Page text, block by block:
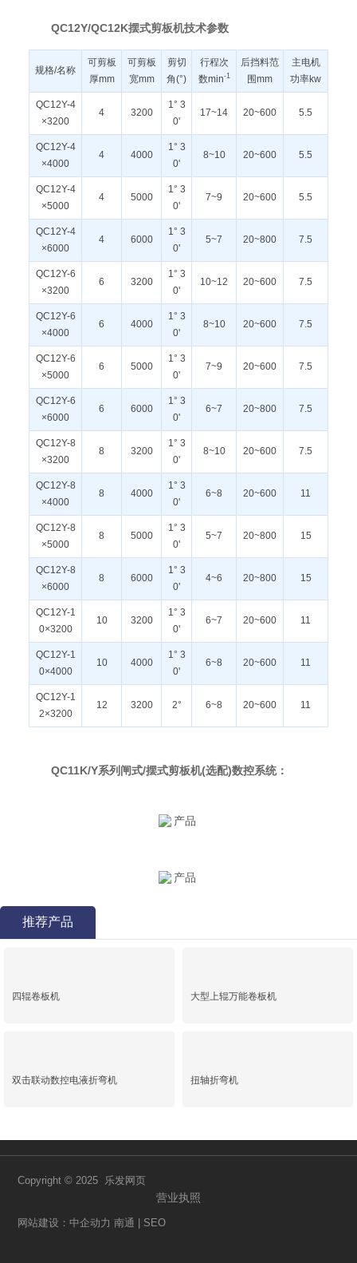
QC12Y/QC12K摆式剪板机技术参数
规格/名称
可剪板
厚mm
可剪板
宽mm
剪切
角(°)
行程次
数min-1
后挡料范
围mm
主电机
功率kw
QC12Y-4
×3200
4 3200
1° 3
0'
17~14 20~600 5.5
QC12Y-4
×4000
4 4000
1° 3
0'
8~10 20~600 5.5
QC12Y-4
×5000
4 5000
1° 3
0'
7~9 20~600 5.5
QC12Y-4
×6000
4 6000
1° 3
0'
5~7 20~800 7.5
QC12Y-6
×3200
6 3200
1° 3
0'
10~12 20~600 7.5
QC12Y-6
×4000
6 4000
1° 3
0'
8~10 20~600 7.5
QC12Y-6
×5000
6 5000
1° 3
0'
7~9 20~600 7.5
QC12Y-6
×6000
6 6000
1° 3
0'
6~7 20~800 7.5
QC12Y-8
×3200
8 3200
1° 3
0'
8~10 20~600 7.5
QC12Y-8
×4000
8 4000
1° 3
0'
6~8 20~600 11
QC12Y-8
×5000
8 5000
1° 3
0'
5~7 20~800 15
QC12Y-8
×6000
8 6000
1° 3
0'
4~6 20~800 15
QC12Y-1
0×3200
10 3200
1° 3
0'
6~7 20~600 11
QC12Y-1
0×4000
10 4000
1° 3
0'
6~8 20~600 11
QC12Y-1
2×3200
12 3200 2° 6~8 20~600 11
QC11K/Y系列闸式/摆式剪板机(选配)数控系统：
推荐产品
四辊卷板机 大型上辊万能卷板机
双击联动数控电液折弯机 扭轴折弯机
Copyright © 2025 乐发网页
营业执照
网站建设：中企动力 南通 SEO